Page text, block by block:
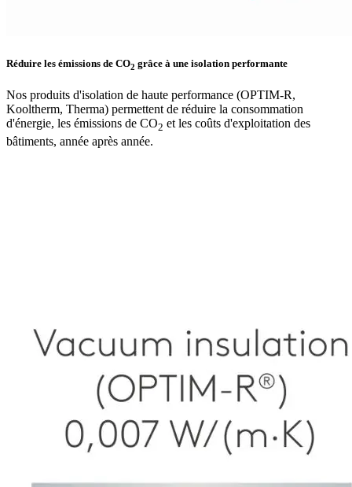
Réduire les émissions de CO2 grâce à une isolation performante
Nos produits d'isolation de haute performance (OPTIM-R,
Kooltherm, Therma) permettent de réduire la consommation
d'énergie, les émissions de CO2 et les coûts d'exploitation des
bâtiments, année après année.